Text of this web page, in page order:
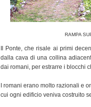
RAMPA
Il Ponte, che risale ai primi
dalla cava di una collina
dai romani, per estrarre i blocchi
I romani erano molto razionali e
cui ogni edificio veniva costruito